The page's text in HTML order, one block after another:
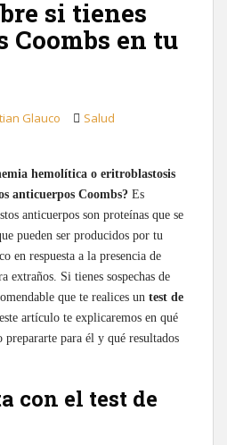
si tienes
Coombs en tu
Glauco Salud
hemolítica o eritroblastosis
anticuerpos Coombs? Es
anticuerpos son proteínas que se
pueden ser producidos por tu
en respuesta a la presencia de
extraños. Si tienes sospechas de
que te realices un test de
artículo te explicaremos en qué
prepararte para él y qué resultados
con el test de